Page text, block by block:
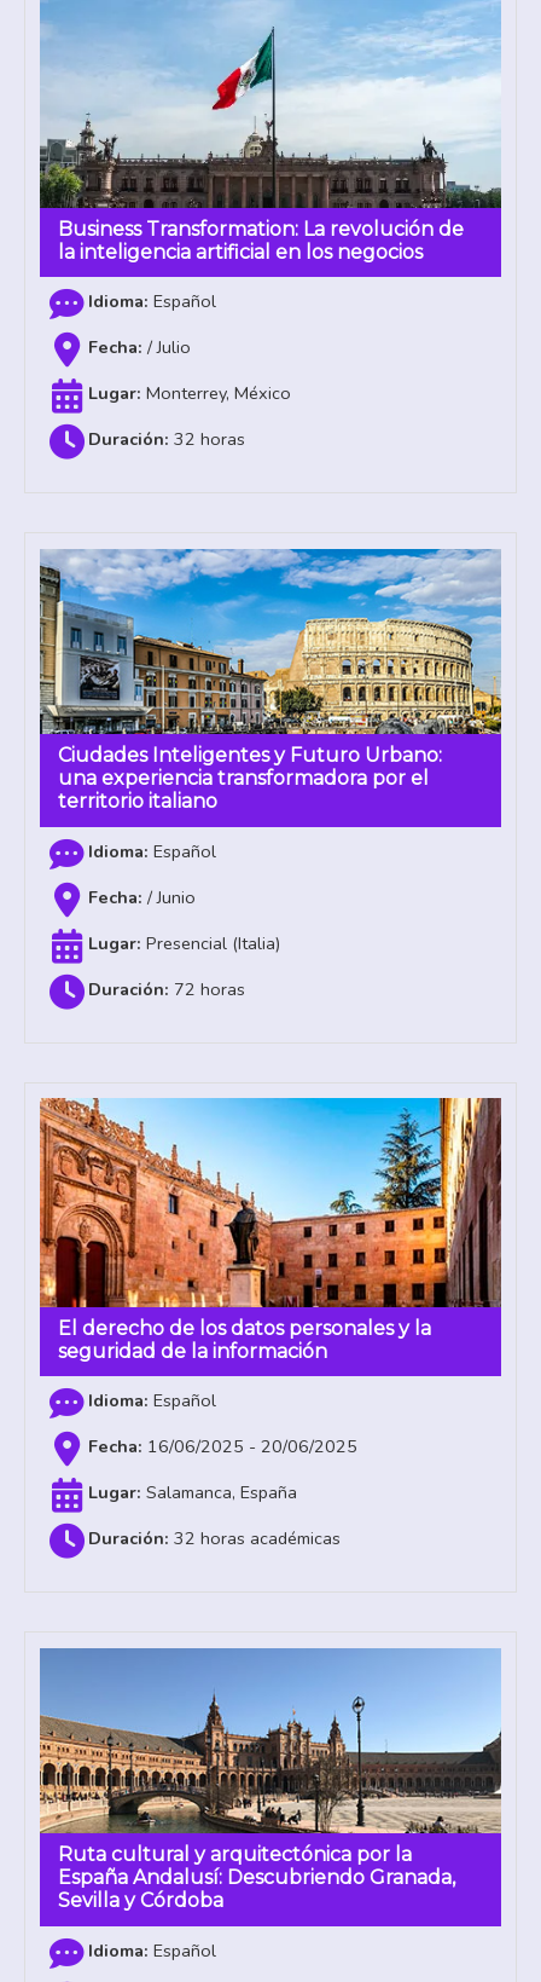
Business Transformation: La revolución de
la inteligencia artificial en los negocios
Español
/ Julio
Monterrey, México
32 horas
Ciudades Inteligentes y Futuro Urbano:
una experiencia transformadora por el
territorio italiano
Español
/ Junio
Presencial (Italia)
72 horas
El derecho de los datos personales y la
seguridad de la información
Español
16/06/2025 - 20/06/2025
Salamanca, España
32 horas académicas
Ruta cultural y arquitectónica por la
España Andalusí: Descubriendo Granada,
Sevilla y Córdoba
Español